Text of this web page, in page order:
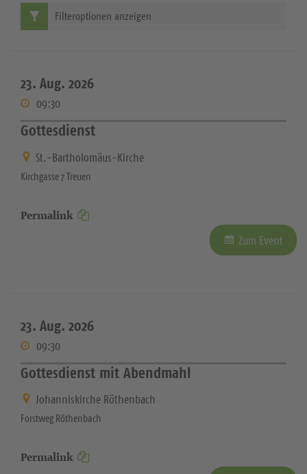
23. Aug. 2026
09:30
Gottesdienst
St.-Bartholomäus-Kirche
Kirchgasse 7 Treuen
Permalink
Zum Event
23. Aug. 2026
09:30
Gottesdienst mit Abendmahl
Johanniskirche Röthenbach
Forstweg Röthenbach
Permalink
Filteroptionen anzeigen